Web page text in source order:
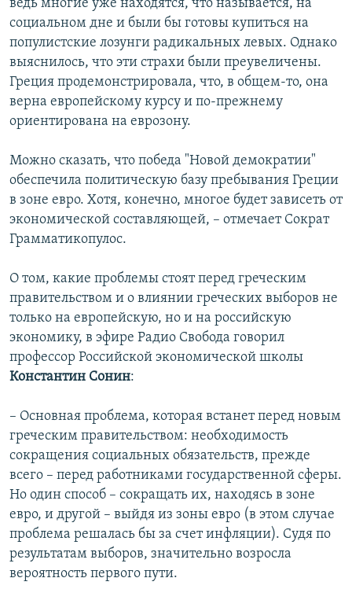
ведь многие уже находятся, что называется, на
социальном дне и были бы готовы купиться на
популистские лозунги радикальных левых. Однако
выяснилось, что эти страхи были преувеличены.
Греция продемонстрировала, что, в общем-то, она
верна европейскому курсу и по-прежнему
ориентирована на еврозону.
Можно сказать, что победа "Новой демократии"
обеспечила политическую базу пребывания Греции
в зоне евро. Хотя, конечно, многое будет зависеть от
экономической составляющей, – отмечает Сократ
Грамматикопулос.
О том, какие проблемы стоят перед греческим
правительством и о влиянии греческих выборов не
только на европейскую, но и на российскую
экономику, в эфире Радио Свобода говорил
профессор Российской экономической школы
Константин Сонин:
– Основная проблема, которая встанет перед новым
греческим правительством: необходимость
сокращения социальных обязательств, прежде
всего – перед работниками государственной сферы.
Но один способ – сокращать их, находясь в зоне
евро, и другой – выйдя из зоны евро (в этом случае
проблема решалась бы за счет инфляции). Судя по
результатам выборов, значительно возросла
вероятность первого пути.